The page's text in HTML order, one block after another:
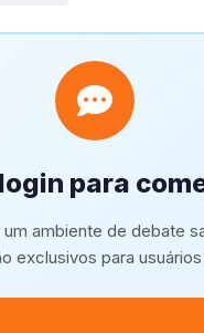
para
um ambiente de debate
exclusivos para